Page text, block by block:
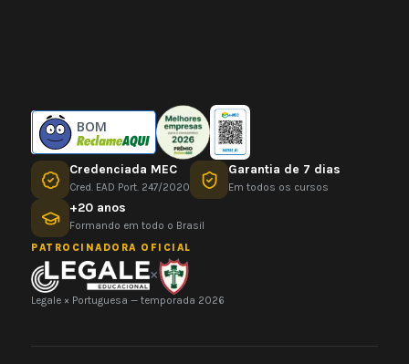
BOM
Credenciada MEC
Cred. EAD Port. 247/2020
Garantia de 7 dias
Em todos os cursos
+20 anos
Formando em todo o Brasil
PATROCINADORA OFICIAL
×
Legale × Portuguesa — temporada 2026